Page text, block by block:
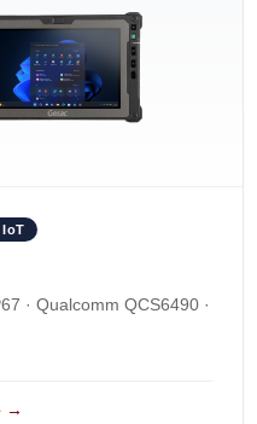
IoT
· Qualcomm QCS6490 ·
→